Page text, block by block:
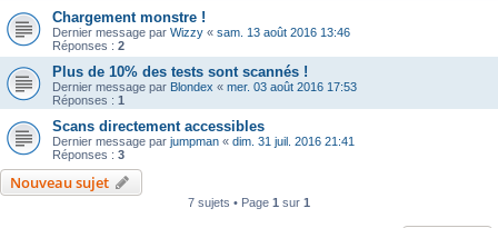
Chargement monstre !
Dernier message par Wizzy « sam. 13 août 2016 13:46
Réponses : 2
Plus de 10% des tests sont scannés !
Dernier message par Blondex « mer. 03 août 2016 17:53
Réponses : 1
Scans directement accessibles
Dernier message par jumpman « dim. 31 juil. 2016 21:41
Réponses : 3
Nouveau sujet
7 sujets • Page 1 sur 1